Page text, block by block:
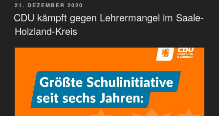
VERÖFFENTLICHT
AM
21. DEZEMBER 2020
CDU kämpft gegen Lehrermangel im Saale-
Holzland-Kreis